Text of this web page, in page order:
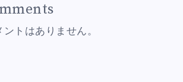
トはありません。